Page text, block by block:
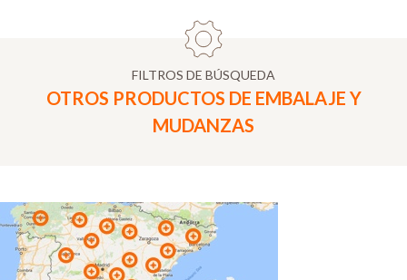
FILTROS DE BÚSQUEDA
OTROS PRODUCTOS DE EMBALAJE Y
MUDANZAS